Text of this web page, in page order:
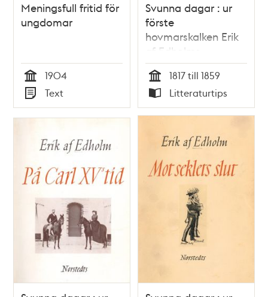
Meningsfull fritid för
ungdomar
Tid
1904
Typ
Text
Svunna dagar : ur
förste
hovmarskalken Erik
af Edholms
dagböcker :
tidsbilder från 1800-
talet. Upplevelser
under Karl XIV
tid / utgivna av
hans son
Tid
1817 till 1859
Typ
Litteraturtips